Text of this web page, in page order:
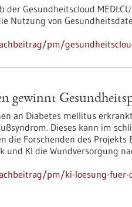
Gesundheitscloud
Nutzung von
pm/
gewinnt
an Diabetes mellitus
Dieses kann im
Forschenden des Projekts
KI die Wundversorgung
pm/ki-loesung-fuer-